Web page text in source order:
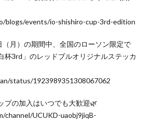
blogs/events/io-shishiro-cup-3rd-edition
月）の期間中、全国のローソン限定で
杯3rd」のレッドブルオリジナルステッカ
status/1923989351308067062
プの加入はいつでも大歓迎🌿
UCUKD-uaobj9jiqB-